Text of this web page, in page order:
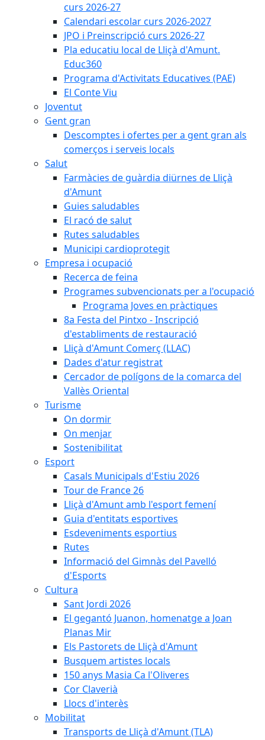
curs 2026-27
Calendari escolar curs 2026-2027
JPO i Preinscripció curs 2026-27
Pla educatiu local de Lliçà d'Amunt.
Educ360
Programa d'Activitats Educatives (PAE)
El Conte Viu
Joventut
Gent gran
Descomptes i ofertes per a gent gran als
comerços i serveis locals
Salut
Farmàcies de guàrdia diürnes de Lliçà
d'Amunt
Guies saludables
El racó de salut
Rutes saludables
Municipi cardioprotegit
Empresa i ocupació
Recerca de feina
Programes subvencionats per a l'ocupació
Programa Joves en pràctiques
8a Festa del Pintxo - Inscripció
d'establiments de restauració
Lliçà d'Amunt Comerç (LLAC)
Dades d'atur registrat
Cercador de polígons de la comarca del
Vallès Oriental
Turisme
On dormir
On menjar
Sostenibilitat
Esport
Casals Municipals d'Estiu 2026
Tour de France 26
Lliçà d'Amunt amb l'esport femení
Guia d'entitats esportives
Esdeveniments esportius
Rutes
Informació del Gimnàs del Pavelló
d'Esports
Cultura
Sant Jordi 2026
El gegantó Juanon, homenatge a Joan
Planas Mir
Els Pastorets de Lliçà d'Amunt
Busquem artistes locals
150 anys Masia Ca l'Oliveres
Cor Claverià
Llocs d'interès
Mobilitat
Transports de Lliçà d'Amunt (TLA)